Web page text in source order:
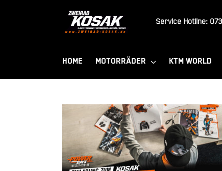
Service Hotline:
HOME MOTORRÄDER KTM WORLD
Nikolaustag bei KTM &